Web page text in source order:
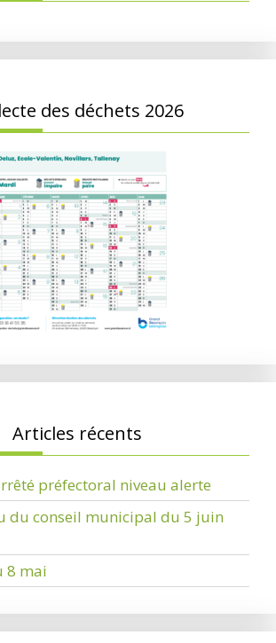
des déchets 2026
Articles récents
préfectoral niveau alerte
du conseil municipal du 5 juin
8 mai